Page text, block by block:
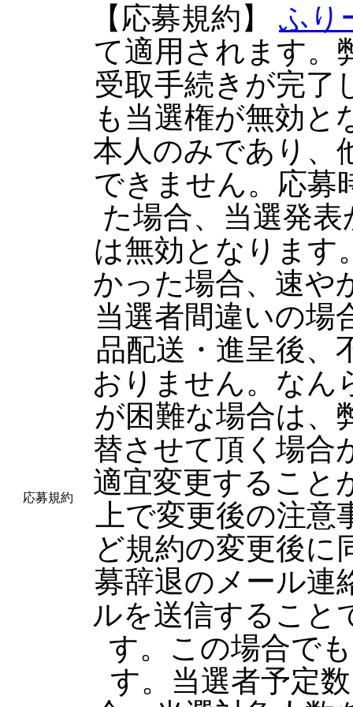
応募規約
【応募規約】 ふり
て適用されます。
受取手続きが完了
も当選権が無効と
本人のみであり、
できません。応募
た場合、当選発
は無効となります
かった場合、速や
当選者間違いの場
品配送・進呈後、
おりません。なん
が困難な場合は、
替させて頂く場合
適宜変更すること
上で変更後の注
ど規約の変更後に
募辞退のメール連
ルを送信すること
す。この場合で
す。当選者予定